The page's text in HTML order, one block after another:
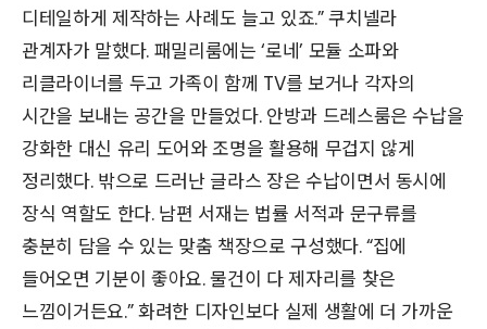
디테일하게 제작하는 사례도 늘고 있죠.” 쿠치넬라
관계자가 말했다. 패밀리룸에는 ‘로네’ 모듈 소파와
리클라이너를 두고 가족이 함께 TV를 보거나 각자의
시간을 보내는 공간을 만들었다. 안방과 드레스룸은 수납을
강화한 대신 유리 도어와 조명을 활용해 무겁지 않게
정리했다. 밖으로 드러난 글라스 장은 수납이면서 동시에
장식 역할도 한다. 남편 서재는 법률 서적과 문구류를
충분히 담을 수 있는 맞춤 책장으로 구성했다. “집에
들어오면 기분이 좋아요. 물건이 다 제자리를 찾은
느낌이거든요.” 화려한 디자인보다 실제 생활에 더 가까운